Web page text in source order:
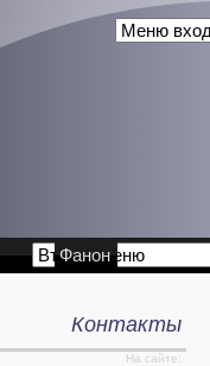
Фанон
Контакты
На сайте: